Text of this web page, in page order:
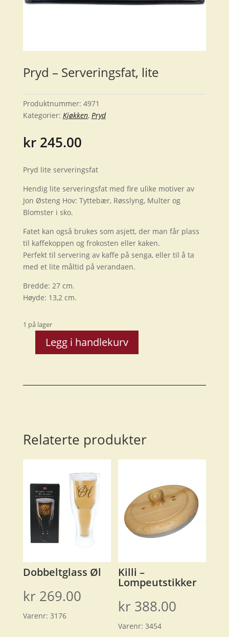
Pryd – Serveringsfat, lite
Produktnummer: 4971
Kategorier: Kjøkken, Pryd
kr245.00
Pryd lite serveringsfat
Hendig lite serveringsfat med fire ulike motiver av
Jon Østeng Hov: Tyttebær, Røsslyng, Multer og
Blomster i sko.
Fatet kan også brukes som asjett, der man får plass
til kaffekoppen og frokosten eller kaken.
Perfekt til servering av kaffe på senga, eller til å ta
med et lite måltid på verandaen.
Bredde: 27 cm.
Høyde: 13,2 cm.
1 på lager
lite
Legg i handlekurv
Relaterte produkter
Dobbeltglass Øl
kr 269.00
Varenr: 3176
Killi –
Lompeutstikker
kr 388.00
Varenr:3454